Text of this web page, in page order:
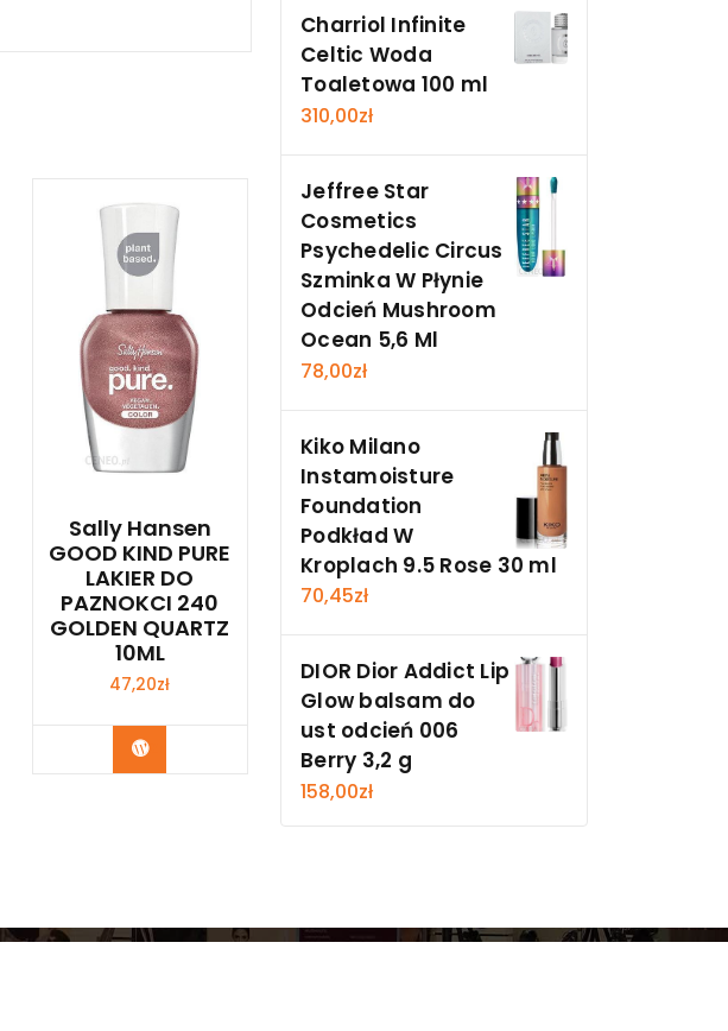
Sally Hansen
GOOD KIND PURE
LAKIER DO
PAZNOKCI 240
GOLDEN QUARTZ
10ML
47,20zł
Zobacz
Charriol Infinite
Celtic Woda
Toaletowa 100 ml
310,00zł
Jeffree Star
Cosmetics
Psychedelic Circus
Szminka W Płynie
Odcień Mushroom
Ocean 5,6 Ml
78,00zł
Kiko Milano
Instamoisture
Foundation
Podkład W
Kroplach 9.5 Rose 30 ml
70,45zł
DIOR Dior Addict Lip
Glow balsam do
ust odcień 006
Berry 3,2 g
158,00zł